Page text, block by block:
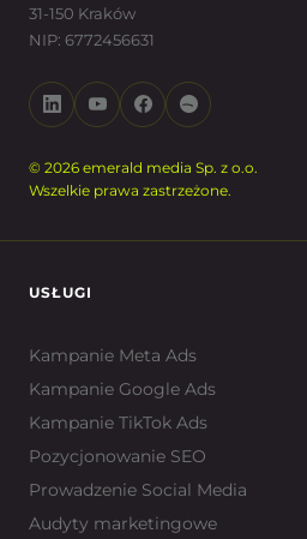
31-150 Kraków
NIP: 6772456631
© 2026 emerald media Sp. z o.o.
Wszelkie prawa zastrzeżone.
USŁUGI
Kampanie Meta Ads
Kampanie Google Ads
Kampanie TikTok Ads
Pozycjonowanie SEO
Prowadzenie Social Media
Audyty marketingowe